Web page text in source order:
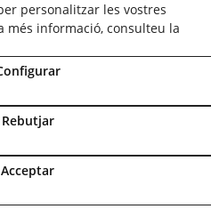
de cookies
privacitat
personalitzar les vostres
més informació, consulteu la
Rebutjar
Acceptar